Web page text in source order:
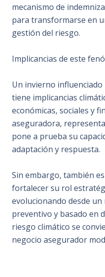
mecanismo de
para transformarse en
gestión del riesgo.
Implicancias de este
Un invierno
tiene implicancias
económicas, sociales y
aseguradora,
pone a prueba su
adaptación y respuesta.
Sin embargo, también
fortalecer su rol
evolucionando desde
preventivo y basado en
riesgo climático se
negocio asegurador